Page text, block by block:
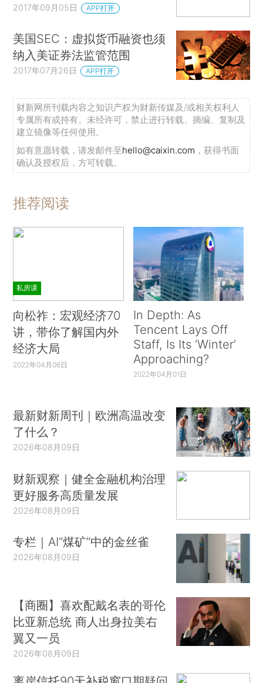
2017年09月05日 APP打开
美国SEC：虚拟货币融资也须
纳入美证券法监管范围
2017年07月26日 APP打开
财新网所刊载内容之知识产权为财新传媒及/或相关权利人
专属所有或持有。未经许可，禁止进行转载、摘编、复制及
建立镜像等任何使用。
如有意愿转载，请发邮件至hello@caixin.com ，获得书面
确认及授权后，方可转载。
推荐阅读
私房课
向松祚：宏观经济70
讲，带你了解国内外
经济大局
2022年04月06日
In Depth: As
Tencent Lays Off
Staff, Is Its ‘Winter’
Approaching?
2022年04月01日
最新财新周刊｜欧洲高温改变
了什么？
2026年08月09日
财新观察｜健全金融机构治理
更好服务高质量发展
2026年08月09日
专栏｜AI“煤矿”中的金丝雀
2026年08月09日
【商圈】喜欢配戴名表的哥伦
比亚新总统 商人出身拉美右
翼又一员
2026年08月09日